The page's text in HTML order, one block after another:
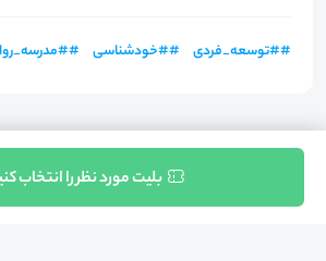
##توسعه_فردی ##خودشناسی #
بلیت مورد نظر را انتخاب